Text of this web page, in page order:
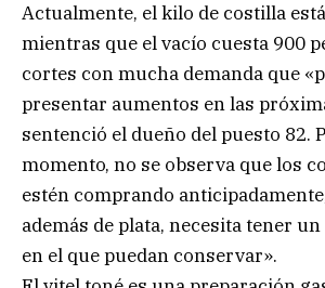
Actualmente, el kilo de costilla
mientras que el vacío cuesta 900
cortes con mucha demanda que
presentar aumentos en las
sentenció el dueño del puesto 82.
momento, no se observa que los
estén comprando
además de plata, necesita tener
en el que puedan conservar».